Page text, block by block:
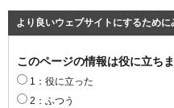
より良いウェブサイトにするため
このページの情報は役に立ち
1：役に立った
2：ふつう